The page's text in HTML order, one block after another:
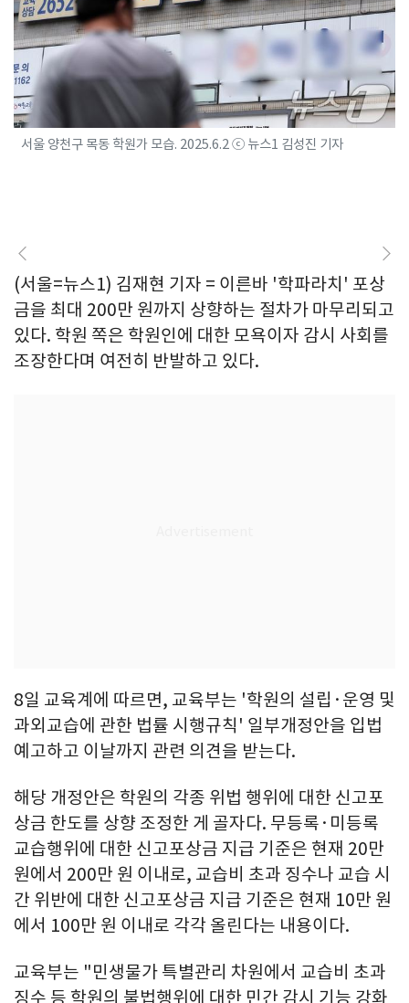
서울 양천구 목동 학원가 모습. 2025.6.2 ⓒ 뉴스1 김성진 기자
(서울=뉴스1) 김재현 기자 = 이른바 '학파라치' 포상
금을 최대 200만 원까지 상향하는 절차가 마무리되고
있다. 학원 쪽은 학원인에 대한 모욕이자 감시 사회를
조장한다며 여전히 반발하고 있다.
8일 교육계에 따르면, 교육부는 '학원의 설립·운영 및
과외교습에 관한 법률 시행규칙' 일부개정안을 입법
예고하고 이날까지 관련 의견을 받는다.
해당 개정안은 학원의 각종 위법 행위에 대한 신고포
상금 한도를 상향 조정한 게 골자다. 무등록·미등록
교습행위에 대한 신고포상금 지급 기준은 현재 20만
원에서 200만 원 이내로, 교습비 초과 징수나 교습 시
간 위반에 대한 신고포상금 지급 기준은 현재 10만 원
에서 100만 원 이내로 각각 올린다는 내용이다.
교육부는 "민생물가 특별관리 차원에서 교습비 초과
징수 등 학원의 불법행위에 대한 민간 감시 기능 강화